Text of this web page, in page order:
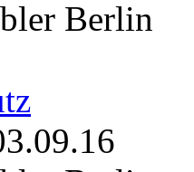
Berlin